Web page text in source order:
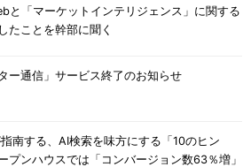
と「マーケットインテリジェンス」に関する
たことを幹部に聞く
ー通信」サービス終了のお知らせ
南する、AI検索を味方にする「10のヒン
プンハウスでは「コンバージョン数63％増」